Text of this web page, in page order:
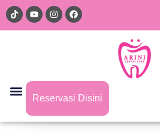
Reservasi Disini